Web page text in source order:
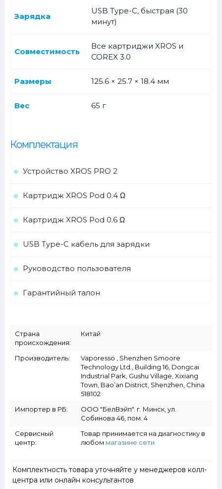
Зарядка
USB Type-C, быстрая (30
минут)
Совместимость
Все картриджи XROS и
COREX 3.0
Размеры 125.6 × 25.7 × 18.4 мм
Вес 65 г
Комплектация
Устройство XROS PRO 2
Картридж XROS Pod 0.4 Ω
Картридж XROS Pod 0.6 Ω
USB Type-C кабель для зарядки
Руководство пользователя
Гарантийный талон
Страна
происхождения:
Китай
Производитель:
Vaporesso , Shenzhen Smoore
Technology Ltd., Building 16, Dongcai
Industrial Park, Gushu Village, Xixiang
Town, Bao’an District, Shenzhen, China
518102
Импортер в РБ:
ООО "БелВэйп". г. Минск, ул.
Собинова 46, пом. 4
Сервисный
центр:
Товар принимается на диагностику в
любом магазине сети
Комплектность товара уточняйте у менеджеров колл-
центра или онлайн консультантов